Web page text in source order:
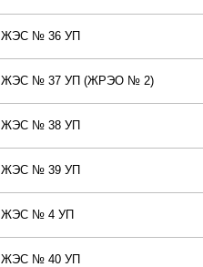
ЖЭС № 36 УП
ЖЭС № 37 УП (ЖPЭО № 2)
ЖЭС № 38 УП
ЖЭС № 39 УП
ЖЭС № 4 УП
ЖЭС № 40 УП